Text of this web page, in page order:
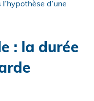
d’une
: la durée